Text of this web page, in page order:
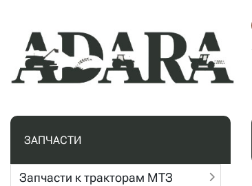
ЗАПЧАСТИ
Запчасти к тракторам МТЗ